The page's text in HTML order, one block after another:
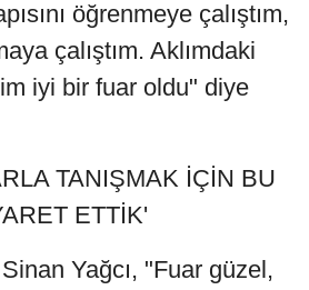
öğrenmeye çalıştım,
çalıştım. Aklımdaki
iyi bir fuar oldu" diye
TANIŞMAK İÇİN BU
ETTİK'
Yağcı, "Fuar güzel,